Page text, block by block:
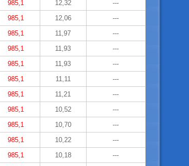
985,1 12,32
---
985,1 12,06
---
985,1 11,97
---
985,1 11,93
---
985,1 11,93
---
985,1 11,11
---
985,1 11,21
---
985,1 10,52
---
985,1 10,70
---
985,1 10,22
---
985,1 10,18
---